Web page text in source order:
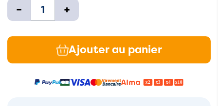
- +
Ajouter au panier